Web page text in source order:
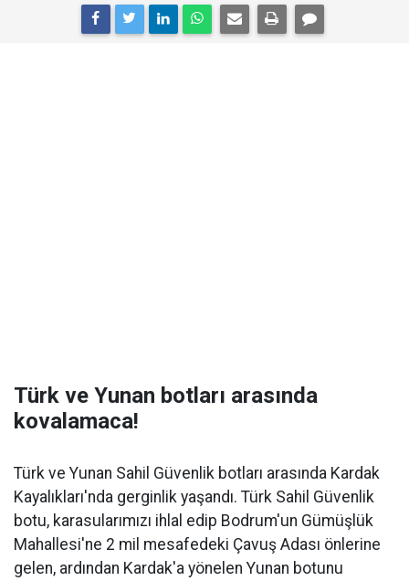
Türk ve Yunan botları arasında
kovalamaca!
Türk ve Yunan Sahil Güvenlik botları arasında Kardak
Kayalıkları'nda gerginlik yaşandı. Türk Sahil Güvenlik
botu, karasularımızı ihlal edip Bodrum'un Gümüşlük
Mahallesi'ne 2 mil mesafedeki Çavuş Adası önlerine
gelen, ardından Kardak'a yönelen Yunan botunu